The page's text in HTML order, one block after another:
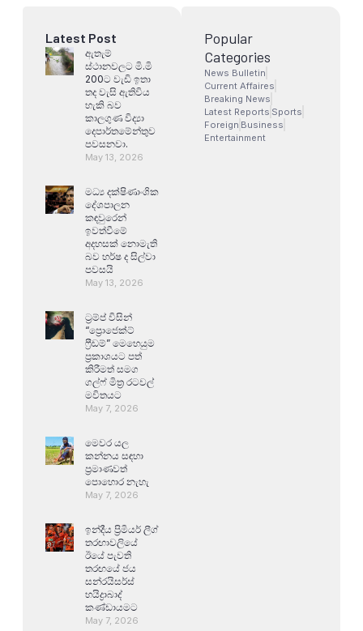
Latest Post
ඇතැම්
ස්ථානවලට මි.මි
200ට වැඩි ඉතා
තද වැසි ඇතිවිය
හැකි බව
කාලගුණ විද්‍යා
දෙපාර්තමේන්තුව
පවසනවා.
May 13, 2026
මධ්‍ය දක්ෂිණාංශික
දේශපාලන
කඳවුරෙන්
ඉවත්වීමේ
අදහසක් නොමැති
බව හර්ෂ ද සිල්වා
පවසයි
May 13, 2026
ට්‍රම්ප් විසින්
“ප්‍රොජෙක්ට්
ෆ්‍රීඩම්” මෙහෙයුම
ප්‍රකාශයට පත්
කිරීමත් සමග
ගල්ෆ් මිත්‍ර රටවල්
මවිතයට
May 7, 2026
මෙවර යල
කන්නය සඳහා
ප්‍රමාණවත්
පොහොර නැහැ
May 7, 2026
ඉන්දීය ප්‍රිමියර් ලීග්
තරඟාවලියේ
ඊයේ පැවති
තරඟයේ ජය
සන්රයිසර්ස්
හයිද්‍රාබාද්
කණ්ඩායමට
May 7, 2026
Popular
Categories
News Bulletin
Current Affaires
Breaking News
Latest Reports Sports
Foreign Business
Entertainment